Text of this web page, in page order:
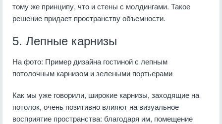
тому же принципу, что и стены с молдингами. Такое
решение придает пространству объемности.
5. Лепные карнизы
На фото: Пример дизайна гостиной с лепным
потолочным карнизом и зелеными портьерами
Как мы уже говорили, широкие карнизы, заходящие на
потолок, очень позитивно влияют на визуальное
восприятие пространства: благодаря им, помещение